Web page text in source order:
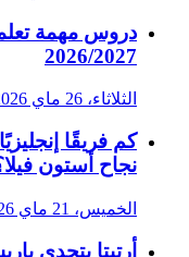
دروس مهمة
2026/2027
الثلاثاء، 26 ماي 2026
كم فريقًا
نجاح أستون
الخميس، 21 ماي 2026
أرتيتا يتحدى